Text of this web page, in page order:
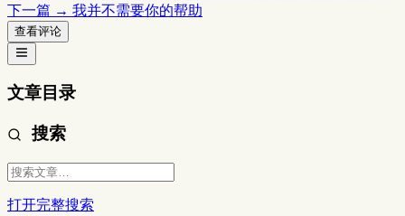
下一篇 → 我并不需要你的帮助
查看评论
文章目录
搜索
打开完整搜索